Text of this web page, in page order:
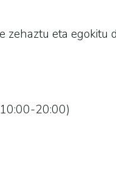
zehaztu eta egokitu
20:00)